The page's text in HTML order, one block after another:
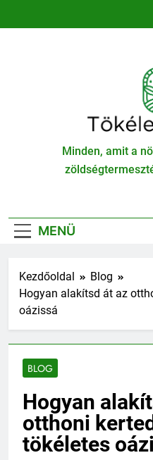
Minden, amit a
MENÜ
Kezdőoldal
Blog
Hogyan alakítsd át az
oázissá
BLOG
Hogyan
otthoni
tökéletes